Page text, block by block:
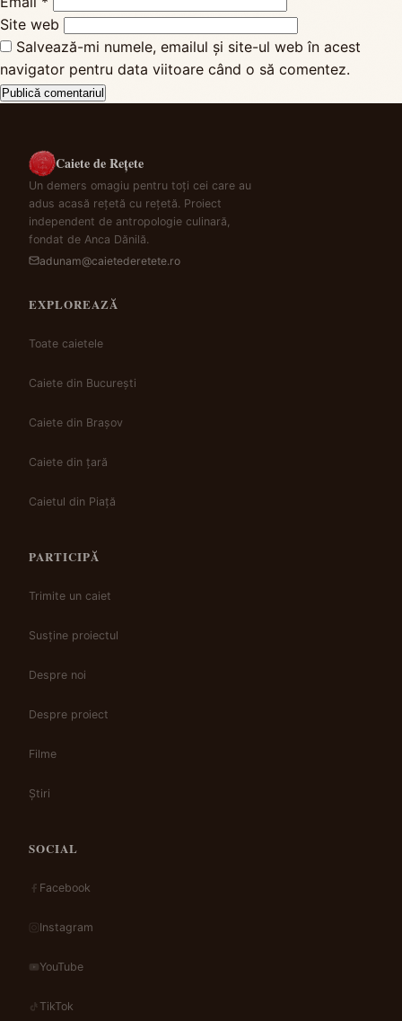
Site web
Salvează-mi numele, emailul și site-ul web în acest
navigator pentru data viitoare când o să comentez.
Caiete de Rețete
Un demers omagiu pentru toți cei care au
adus acasă rețetă cu rețetă. Proiect
independent de antropologie culinară,
fondat de Anca Dănilă.
adunam@caietederetete.ro
EXPLOREAZĂ
Toate caietele
Caiete din București
Caiete din Brașov
Caiete din țară
Caietul din Piață
PARTICIPĂ
Trimite un caiet
Susține proiectul
Despre noi
Despre proiect
Filme
Știri
SOCIAL
Facebook
Instagram
YouTube
TikTok